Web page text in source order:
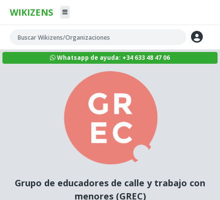
WIKIZENS
Whatsapp de ayuda: +34 633 48 47 06
Grupo de educadores de calle y trabajo con
menores (GREC)